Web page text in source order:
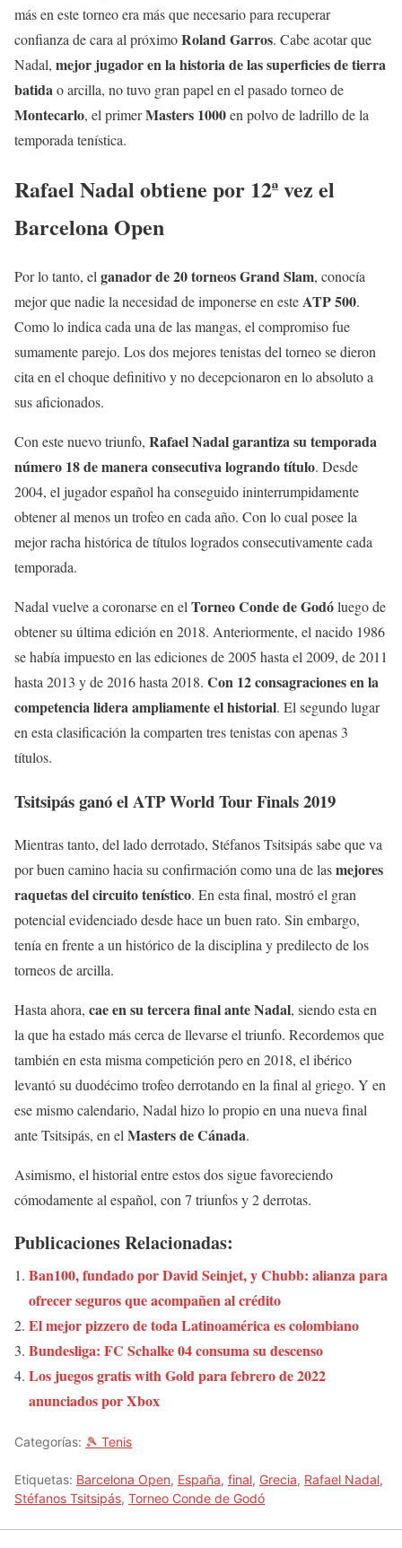
más en este torneo era más que necesario para recuperar
confianza de cara al próximoRolandGarros. Cabe acotar que
Nadal, mejor jugador en la historia de las superficies de tierra
batidao arcilla, no tuvo gran papel en el pasado torneo de
Montecarlo, el primerMasters 1000en polvo de ladrillo de la
temporada tenística.
Rafael Nadal obtiene por 12ª vez el
Barcelona Open
Por lo tanto, el ganador de 20 torneos Grand Slam, conocía
mejor que nadie la necesidad de imponerse en esteATP 500.
Como lo indica cada una de las mangas, el compromiso fue
sumamente parejo. Los dos mejores tenistas del torneo se dieron
cita en el choque definitivo y no decepcionaron en lo absoluto a
sus aficionados.
Con este nuevo triunfo, Rafael Nadal garantiza su temporada
número 18 de manera consecutiva logrando título. Desde
2004, el jugador español ha conseguido ininterrumpidamente
obtener al menos un trofeo en cada año. Con lo cual posee la
mejor racha histórica de títulos logrados consecutivamente cada
temporada.
Nadal vuelve a coronarse en el Torneo Conde de Godóluego de
obtener su última edición en 2018. Anteriormente, el nacido 1986
se había impuesto en las ediciones de 2005 hasta el 2009, de 2011
hasta 2013 y de 2016 hasta 2018. Con 12 consagraciones en la
competencia lidera ampliamente el historial. El segundo lugar
en esta clasificación la comparten tres tenistas con apenas 3
títulos.
Tsitsipás ganó el ATP World Tour Finals 2019
Mientras tanto, del lado derrotado, Stéfanos Tsitsipás sabe que va
por buen camino hacia su confirmación como una de lasmejores
raquetas del circuito tenístico. En esta final, mostró el gran
potencial evidenciado desde hace un buen rato. Sin embargo,
tenía en frente a un histórico de la disciplina y predilecto de los
torneos de arcilla.
Hasta ahora, cae en su tercera final ante Nadal, siendo esta en
la que ha estado más cerca de llevarse el triunfo. Recordemos que
también en esta misma competición pero en 2018, el ibérico
levantó su duodécimo trofeo derrotando en la final al griego. Y en
ese mismo calendario, Nadal hizo lo propio en una nueva final
ante Tsitsipás, en elMasters de Cánada.
Asimismo, el historial entre estos dos sigue favoreciendo
cómodamente al español, con 7 triunfos y 2 derrotas.
Publicaciones Relacionadas:
Ban100, fundado por David Seinjet, y Chubb: alianza para
ofrecer seguros que acompañen al crédito
El mejor pizzero de toda Latinoamérica es colombiano
Bundesliga: FC Schalke 04 consuma su descenso
Los juegos gratis with Gold para febrero de 2022
anunciados por Xbox
Categorías: 🎾 Tenis
Etiquetas: Barcelona Open, España, final, Grecia, Rafael Nadal,
Stéfanos Tsitsipás, Torneo Conde de Godó